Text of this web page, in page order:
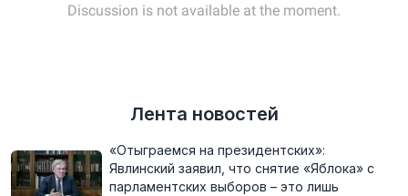
Лента новостей
«Отыграемся на президентских»:
Явлинский заявил, что снятие «Яблока» с
парламентских выборов – это лишь